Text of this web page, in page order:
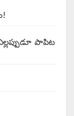
పాపిట